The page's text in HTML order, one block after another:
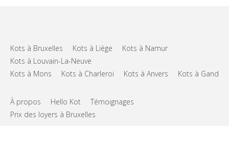
Kots à Bruxelles Kots à Liège
Kots à Namur
Kots à Louvain-La-Neuve
Kots à Mons
Kots à Charleroi Kots à Anvers Kots à Gand
À propos Hello Kot
Témoignages
Prix des loyers à Bruxelles